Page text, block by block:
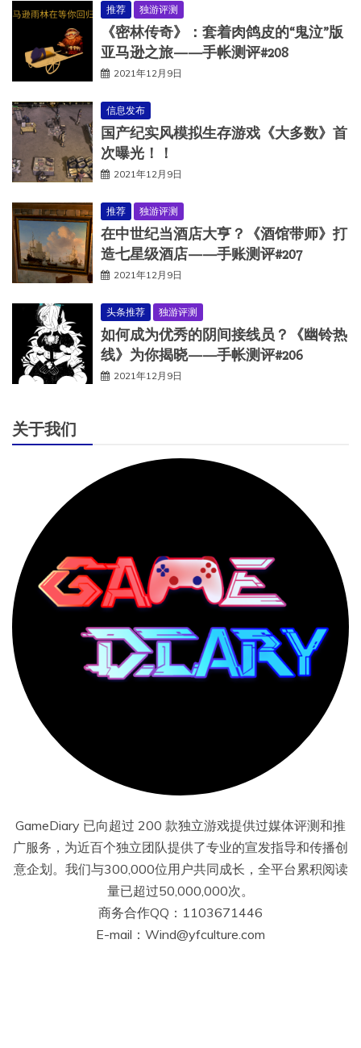
推荐 独游评测
《密林传奇》：套着肉鸽皮的“鬼泣”版
亚马逊之旅——手帐测评#208
2021年12月9日
信息发布
国产纪实风模拟生存游戏《大多数》首
次曝光！！
2021年12月9日
推荐 独游评测
在中世纪当酒店大亨？《酒馆带师》打
造七星级酒店——手账测评#207
2021年12月9日
头条推荐 独游评测
如何成为优秀的阴间接线员？《幽铃热
线》为你揭晓——手帐测评#206
2021年12月9日
关于我们
GameDiary 已向超过 200 款独立游戏提供过媒体评测和推
广服务，为近百个独立团队提供了专业的宣发指导和传播创
意企划。我们与300,000位用户共同成长，全平台累积阅读
量已超过50,000,000次。
商务合作QQ：1103671446
E-mail：Wind@yfculture.com